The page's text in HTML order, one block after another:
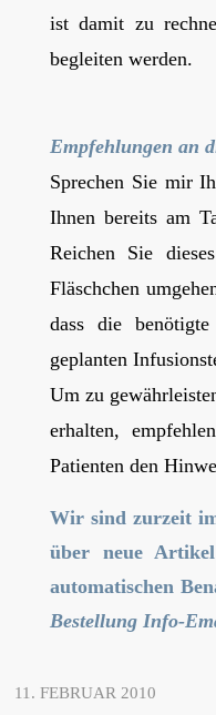
ist damit zu
begleiten werden.
Empfehlungen an
Sprechen Sie mir
Ihnen bereits am
Reichen Sie
Fläschchen
dass die
geplanten
Um zu
erhalten,
Patienten den
Wir sind zurzeit
über neue
automatischen
Bestellung Info-
11. FEBRUAR 2010